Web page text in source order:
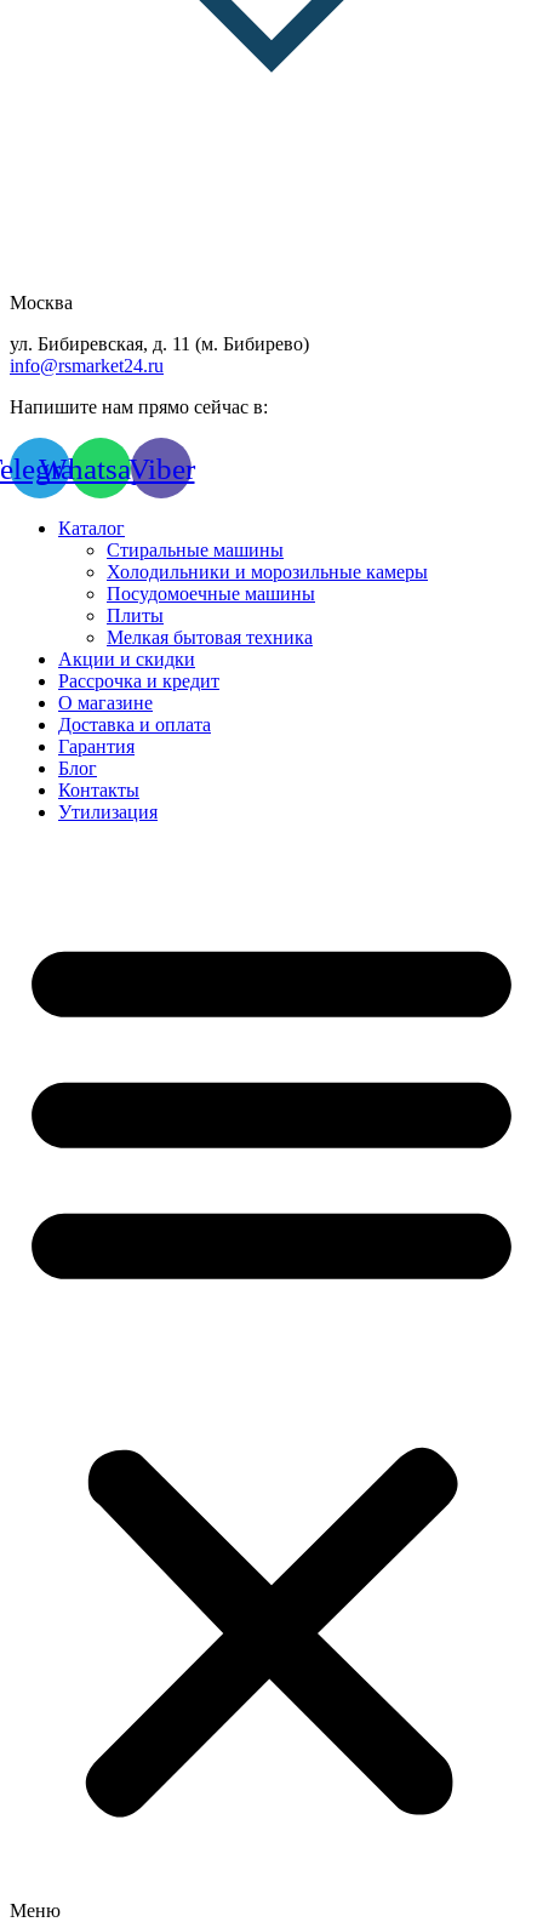
Москва
ул. Бибиревская, д. 11 (м. Бибирево)
info@rsmarket24.ru
Напишите нам прямо сейчас в:
WhatsappViber
Каталог
Стиральные машины
Холодильники и морозильные камеры
Посудомоечные машины
Плиты
Мелкая бытовая техника
Акции и скидки
Рассрочка и кредит
О магазине
Доставка и оплата
Гарантия
Блог
Контакты
Утилизация
Меню